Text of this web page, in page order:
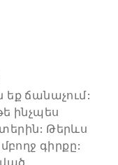
ճանաչում:
ինչպես
Թերևս
գիրքը: